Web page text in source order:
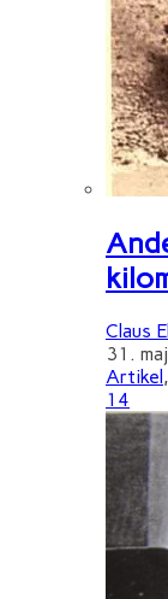
Claus
31.
Artikel ,
14